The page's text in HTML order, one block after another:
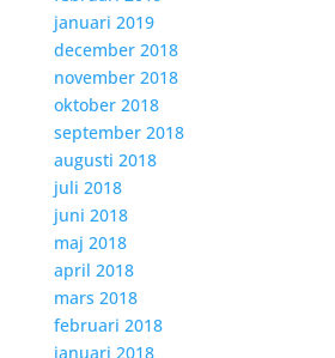
januari 2019
december 2018
november 2018
oktober 2018
september 2018
augusti 2018
juli 2018
juni 2018
maj 2018
april 2018
mars 2018
februari 2018
januari 2018